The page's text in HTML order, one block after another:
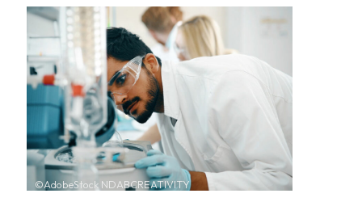
©AdobeStock NDABCREATIVITY